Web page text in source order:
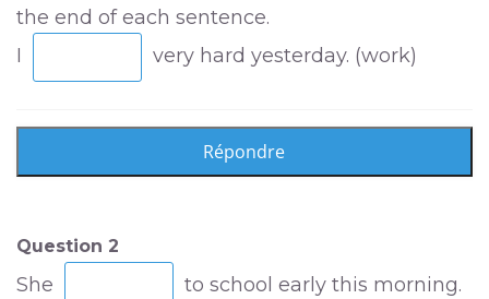
the end of each sentence.
I
very hard yesterday. (work)
Question 2
She
to school early this morning.